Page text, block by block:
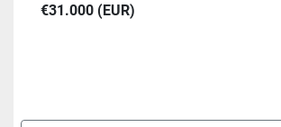
€31.000 (EUR)